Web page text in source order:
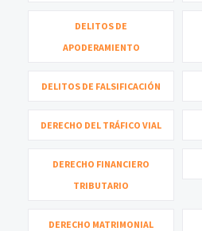
DELITOS DE
APODERAMIENTO
DELITOS DE FALSIFICACIÓN
DERECHO DEL TRÁFICO VIAL
DERECHO FINANCIERO
TRIBUTARIO
DERECHO MATRIMONIAL